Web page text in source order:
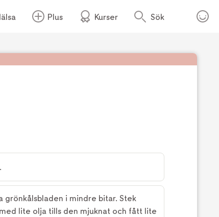
Plus Kurser Sök
Foto:Köket.se
grönkålsbladen i mindre bitar. Stek
lite olja tills den mjuknat och fått lite